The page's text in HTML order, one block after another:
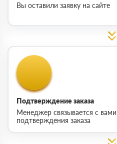
Вы оставили заявку на сайте
Подтверждение заказа
Менеджер связывается с
подтверждения заказа